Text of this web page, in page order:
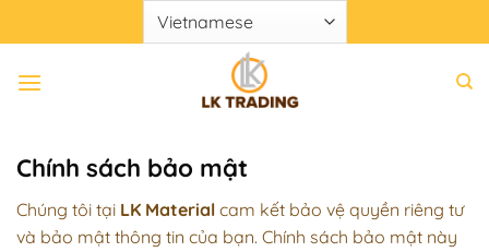
đến
dung
Chính sách bảo mật
Chúng tôi tại LK Material cam kết bảo vệ quyền riêng tư
và bảo mật thông tin của bạn. Chính sách bảo mật này